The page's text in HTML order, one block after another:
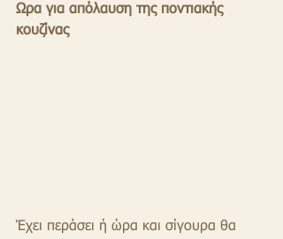
Ωρα για απόλαυση της ποντιακής
κουζίνας
Έχει περάσει ή ώρα και σίγουρα θα